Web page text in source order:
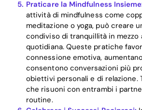
Praticare la Mindfulness
attività di mindfulness come
meditazione o yoga, può creare
condiviso di tranquillità in mezzo
quotidiana. Queste pratiche
connessione emotiva,
consentono conversazioni più
obiettivi personali e di relazione.
che risuoni con entrambi i
routine.